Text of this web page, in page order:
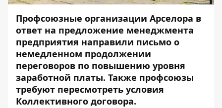
Профсоюзные организации Арселора в
ответ на предложение менеджмента
предприятия направили письмо о
немедленном продолжении
переговоров по повышению уровня
заработной платы. Также профсоюзы
требуют пересмотреть условия
Коллективного договора.